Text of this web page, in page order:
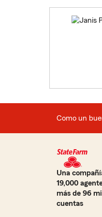
Como un
Una
19,000
más de 96
cuentas